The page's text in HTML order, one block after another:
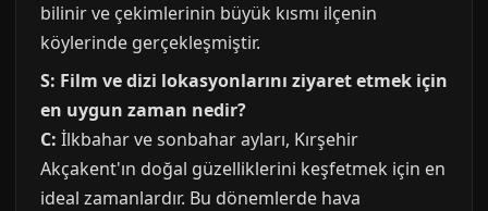
bilinir ve çekimlerinin büyük kısmı ilçenin
köylerinde gerçekleşmiştir.
S: Film ve dizi lokasyonlarını ziyaret etmek için
en uygun zaman nedir?
C: İlkbahar ve sonbahar ayları, Kırşehir
Akçakent'ın doğal güzelliklerini keşfetmek için en
ideal zamanlardır. Bu dönemlerde hava